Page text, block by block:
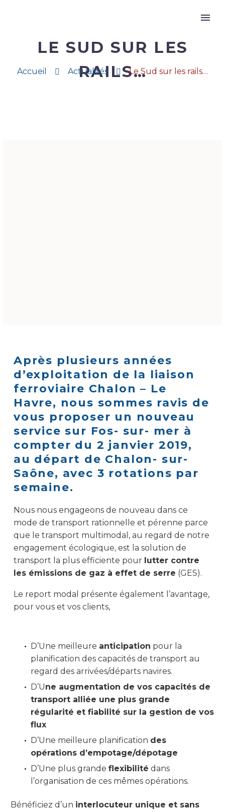
LE SUD SUR LES
RAILS…
Accueil Actualités Le Sud sur les rails…
Après plusieurs années
d’exploitation de la liaison
ferroviaire Chalon – Le
Havre, nous sommes ravis de
vous proposer un nouveau
service sur Fos- sur- mer à
compter du 2 janvier 2019,
au départ de Chalon- sur-
Saône, avec 3 rotations par
semaine.
Nous nous engageons de nouveau dans ce
mode de transport rationnelle et pérenne parce
que le transport multimodal, au regard de notre
engagement écologique, est la solution de
transport la plus efficiente pour lutter contre
les émissions de gaz à effet de serre (GES).
Le report modal présente également l’avantage,
pour vous et vos clients,
D’Une meilleure anticipation pour la
planification des capacités de transport au
regard des arrivées/départs navires.
D’Une augmentation de vos capacités de
transport alliée une plus grande
régularité et fiabilité sur la gestion de vos
flux
D’Une meilleure planification des
opérations d’empotage/dépotage
D’Une plus grande flexibilité dans
l’organisation de ces mêmes opérations.
Bénéficiez d’un interlocuteur unique et sans